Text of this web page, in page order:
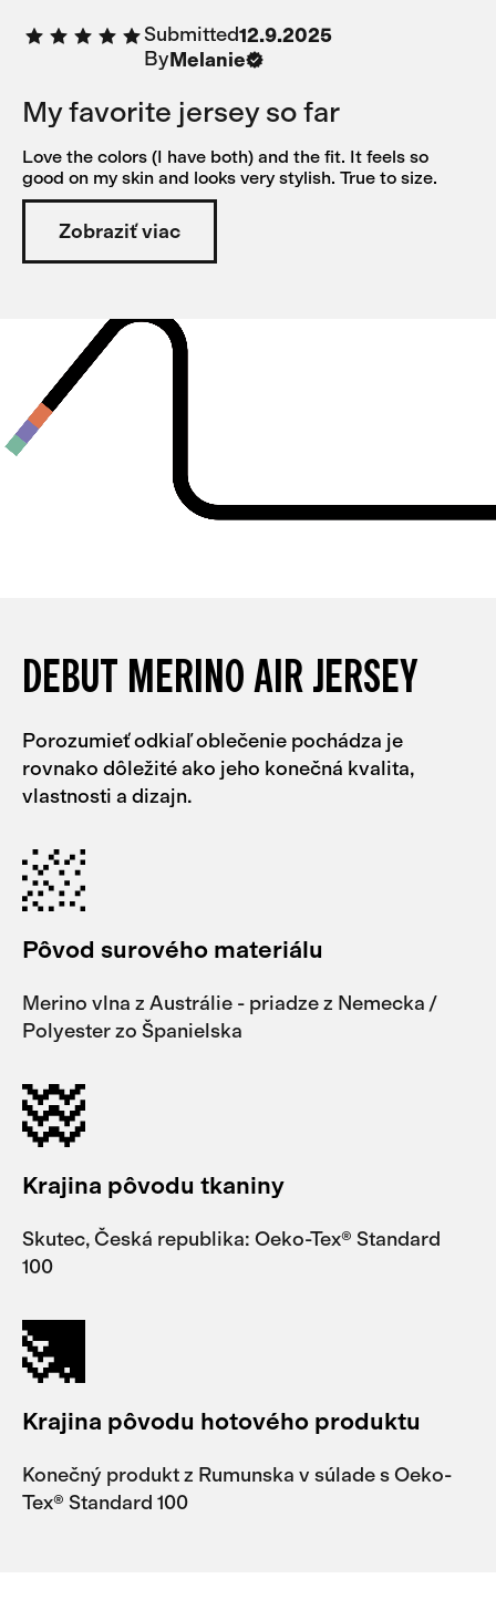
Submitted12.9.2025
ByMelanie
My favorite jersey so far
Love the colors (I have both) and the fit. It feels so
good on my skin and looks very stylish. True to size.
Zobraziť viac
DEBUT MERINO AIR JERSEY
Porozumieť odkiaľ oblečenie pochádza je
rovnako dôležité ako jeho konečná kvalita,
vlastnosti a dizajn.
Pôvod surového materiálu
Merino vlna z Austrálie - priadze z Nemecka /
Polyester zo Španielska
Krajina pôvodu tkaniny
Skutec, Česká republika: Oeko-Tex® Standard
100
Krajina pôvodu hotového produktu
Konečný produkt z Rumunska v súlade s Oeko-
Tex® Standard 100